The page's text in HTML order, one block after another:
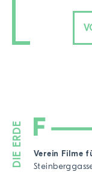
Verein Filme